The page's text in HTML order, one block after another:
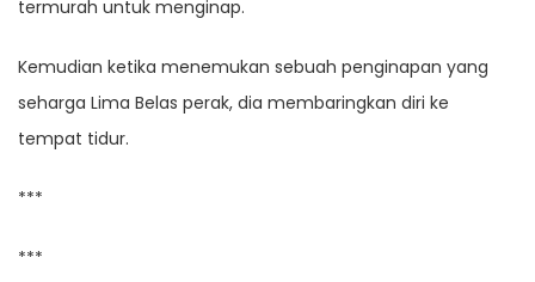
termurah untuk menginap.
Kemudian ketika menemukan sebuah penginapan yang
seharga Lima Belas perak, dia membaringkan diri ke
tempat tidur.
***
***